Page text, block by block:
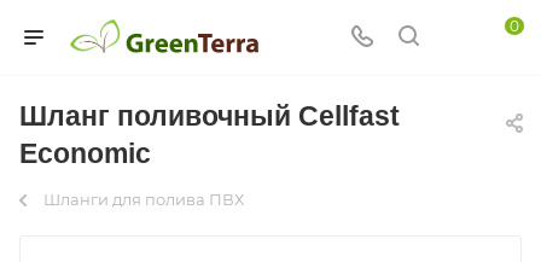
0
Шланг поливочный Cellfast
Economic
Шланги для полива ПВХ